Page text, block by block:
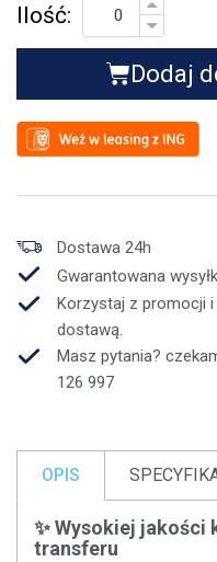
Ilość:
Dodaj
Dostawa 24h
Gwarantowana
Korzystaj z promocji i
dostawą.
Masz pytania?
126 997
OPIS
✨ Wysokiej jakości
transferu